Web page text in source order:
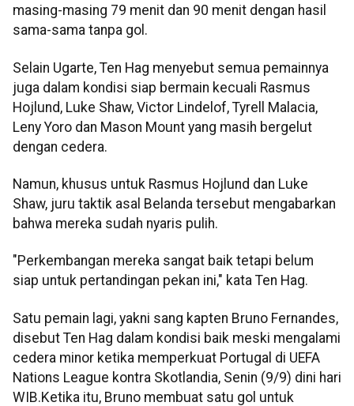
masing-masing 79 menit dan 90 menit dengan hasil
sama-sama tanpa gol.
Selain Ugarte, Ten Hag menyebut semua pemainnya
juga dalam kondisi siap bermain kecuali Rasmus
Hojlund, Luke Shaw, Victor Lindelof, Tyrell Malacia,
Leny Yoro dan Mason Mount yang masih bergelut
dengan cedera.
Namun, khusus untuk Rasmus Hojlund dan Luke
Shaw, juru taktik asal Belanda tersebut mengabarkan
bahwa mereka sudah nyaris pulih.
"Perkembangan mereka sangat baik tetapi belum
siap untuk pertandingan pekan ini," kata Ten Hag.
Satu pemain lagi, yakni sang kapten Bruno Fernandes,
disebut Ten Hag dalam kondisi baik meski mengalami
cedera minor ketika memperkuat Portugal di UEFA
Nations League kontra Skotlandia, Senin (9/9) dini hari
WIB.Ketika itu, Bruno membuat satu gol untuk